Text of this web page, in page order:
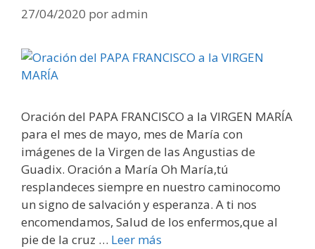
27/04/2020 poradmin
Oración del PAPA FRANCISCO a la VIRGEN MARÍA
para el mes de mayo, mes de María con
imágenes de la Virgen de las Angustias de
Guadix. Oración a María Oh María,tú
resplandeces siempre en nuestro caminocomo
un signo de salvación y esperanza. A ti nos
encomendamos, Salud de los enfermos,que al
pie de la cruz … Leer más